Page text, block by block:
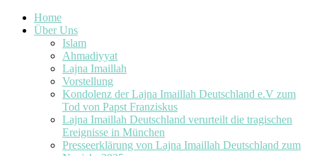
Home
Über Uns
Islam
Ahmadiyyat
Lajna Imaillah
Vorstellung
Kondolenz der Lajna Imaillah Deutschland e.V zum
Tod von Papst Franziskus
Lajna Imaillah Deutschland verurteilt die tragischen
Ereignisse in München
Presseerklärung von Lajna Imaillah Deutschland zum